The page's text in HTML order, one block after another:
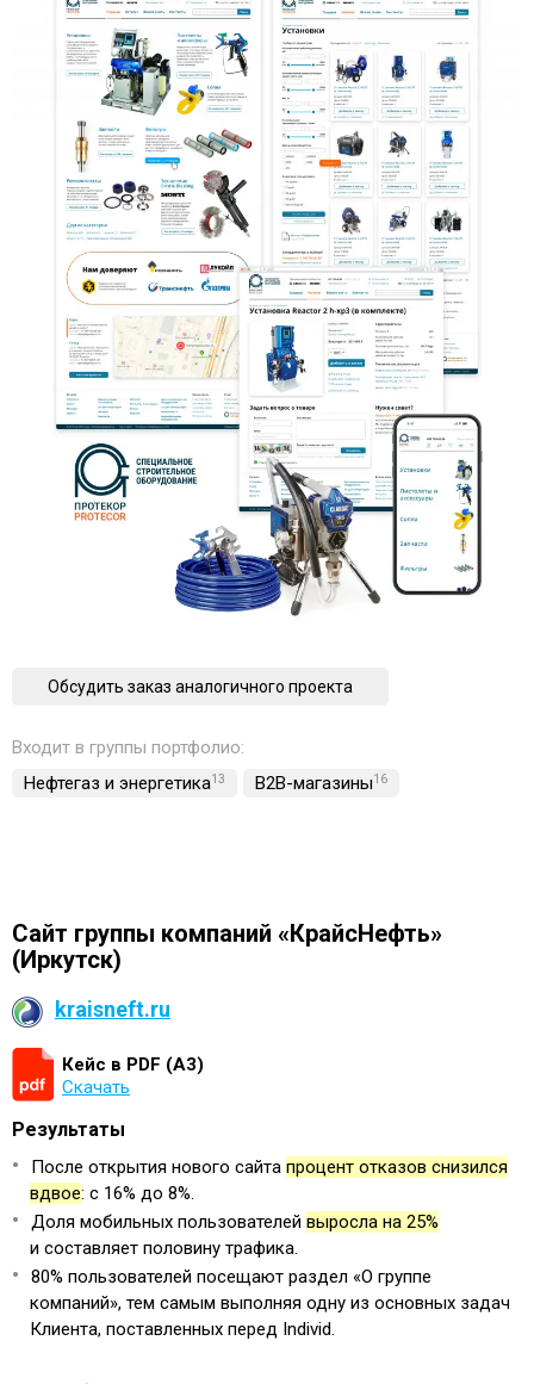
Обсудить заказ аналогичного проекта
Входит в группы портфолио:
Нефтегаз и энергетика13 B2B-магазины16
Сайт группы компаний «КрайсНефть»
(Иркутск)
kraisneft.ru
Кейс в PDF (А3)
Скачать
Результаты
После открытия нового сайта процент отказов снизился
вдвое: с 16% до 8%.
Доля мобильных пользователей выросла на 25%
и составляет половину трафика.
80% пользователей посещают раздел «О группе
компаний», тем самым выполняя одну из основных задач
Клиента, поставленных перед Individ.